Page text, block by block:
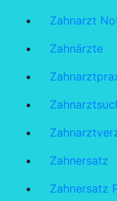
Zahnarzt
Zahnärzte
Zahnersatz
Zahnersatz